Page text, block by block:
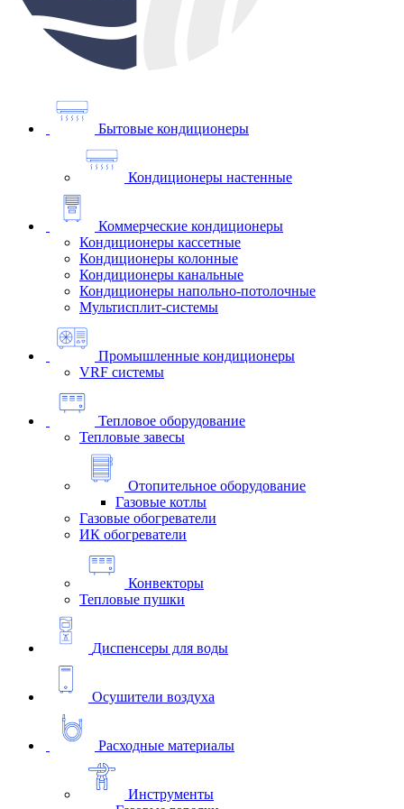
Бытовые кондиционеры
Кондиционеры настенные
Коммерческие кондиционеры
Кондиционеры кассетные
Кондиционеры колонные
Кондиционеры канальные
Кондиционеры напольно-потолочные
Мультисплит-системы
Промышленные кондиционеры
VRF системы
Тепловое оборудование
Тепловые завесы
Отопительное оборудование
Газовые котлы
Газовые обогреватели
ИК обогреватели
Конвекторы
Тепловые пушки
Диспенсеры для воды
Осушители воздуха
Расходные материалы
Инструменты